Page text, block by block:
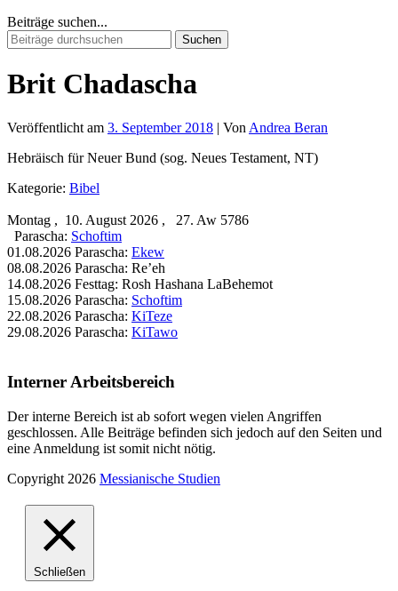
Beiträge suchen...
Suchen
nach:
Brit Chadascha
Veröffentlicht am 3. September 2018 | Von Andrea Beran
Hebräisch für Neuer Bund (sog. Neues Testament, NT)
Kategorie: Bibel
Montag , 10. August 2026 , 27. Aw 5786
Parascha: Schoftim
01.08.2026 Parascha: Ekew
08.08.2026 Parascha: Re’eh
14.08.2026 Festtag: Rosh Hashana LaBehemot
15.08.2026 Parascha: Schoftim
22.08.2026 Parascha: KiTeze
29.08.2026 Parascha: KiTawo
Interner Arbeitsbereich
Der interne Bereich ist ab sofort wegen vielen Angriffen
geschlossen. Alle Beiträge befinden sich jedoch auf den Seiten und
eine Anmeldung ist somit nicht nötig.
Copyright 2026 Messianische Studien
Schließen